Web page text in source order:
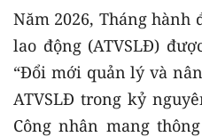
Năm 2026, Tháng hành
lao động (ATVSLĐ)
“Đổi mới quản lý và
ATVSLĐ trong kỷ
Công nhân mang